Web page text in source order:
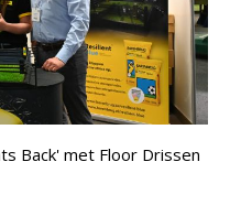
Back' met Floor Drissen